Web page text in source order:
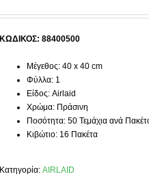
ΚΩΔΙΚΟΣ: 88400500
Μέγεθος: 40 x 40 cm
Φύλλα: 1
Είδος: Airlaid
Χρώμα: Πράσινη
Ποσότητα: 50 Τεμάχια ανά
Κιβώτιο: 16 Πακέτα
Κατηγορία: AIRLAID